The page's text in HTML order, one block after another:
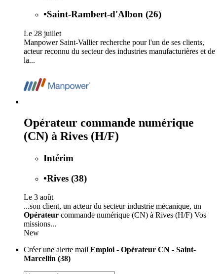
•Saint-Rambert-d'Albon (26)
Le 28 juillet
Manpower Saint-Vallier recherche pour l'un de ses clients,
acteur reconnu du secteur des industries manufacturières et de
la...
Opérateur commande numérique
(CN) à Rives (H/F)
Intérim
•Rives (38)
Le 3 août
...son client, un acteur du secteur industrie mécanique, un
Opérateur commande numérique (CN) à Rives (H/F) Vos
missions...
New
Créer une alerte mail Emploi - Opérateur CN - Saint-
Marcellin (38)